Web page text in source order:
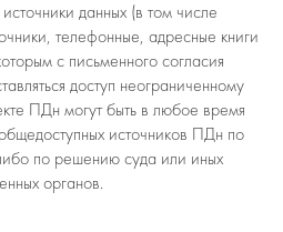
данных (в том числе
телефонные, адресные книги
с письменного согласия
доступ неограниченному
ПДн могут быть в любое время
источников ПДн по
по решению суда или иных
органов.